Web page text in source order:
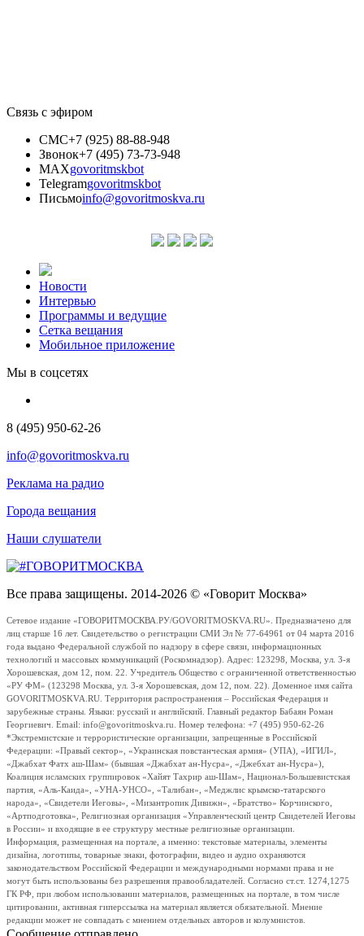
Связь с эфиром
СМС+7 (925) 88-88-948
Звонок+7 (495) 73-73-948
MAXgovoritmskbot
Telegramgovoritmskbot
Письмоinfo@govoritmoskva.ru
Новости
Интервью
Программы и ведущие
Сетка вещания
Мобильное приложение
Мы в соцсетях
8 (495) 950-62-26
info@govoritmoskva.ru
Реклама на радио
Города вещания
Наши слушатели
Все права защищены. 2014-2026 © «Говорит Москва»
Сетевое издание «ГОВОРИТМОСКВА.РУ/GOVORITMOSKVA.RU». Предназначено для
лиц старше 16 лет. Свидетельство о регистрации СМИ Эл № 77-64961 от 04 марта 2016
года выдано Федеральной службой по надзору в сфере связи, информационных
технологий и массовых коммуникаций (Роскомнадзор). Адрес: 123298, Москва, ул. 3-я
Хорошевская, дом 12, пом. 22. Учредитель Общество с ограниченной ответственностью
«РУ ФМ» (123298 Москва, ул. 3-я Хорошевская, дом 12, пом. 22). Доменное имя сайта
GOVORITMOSKVA.RU. Территория распространения – Российская Федерация и
зарубежные страны. Языки: русский и английский. Главный редактор Бабаян Роман
Георгиевич. Email: info@govoritmoskva.ru. Номер телефона: +7 (495) 950-62-26
*Экстремистские и террористические организации, запрещенные в Российской
Федерации: «Правый сектор», «Украинская повстанческая армия» (УПА), «ИГИЛ»,
«Джабхат Фатх аш-Шам» (бывшая «Джабхат ан-Нусра», «Джебхат ан-Нусра»),
Коалиция исламских группировок «Хайят Тахрир аш-Шам», Национал-Большевистская
партия, «Аль-Каида», «УНА-УНСО», «Талибан», «Меджлис крымско-татарского
народа», «Свидетели Иеговы», «Мизантропик Дивижн», «Братство» Корчинского,
«Артподготовка», Религиозная организация «Управленческий центр Свидетелей Иеговы
в России» и входящие в ее структуру местные религиозные организации.
Информация, размещенная на портале, а именно: текстовые материалы, элементы
дизайна, логотипы, товарные знаки, фотографии, видео и аудио охраняются
законодательством Российской Федерации и международными нормами права и не
могут быть использованы без разрешения правообладателей. Согласно ст.ст. 1274,1275
ГК РФ, при любом использовании материалов, размещенных на портале, в том числе
цитировании, активная гиперссылка на материал является обязательной. Мнение
редакции может не совпадать с мнением отдельных авторов и колумнистов.